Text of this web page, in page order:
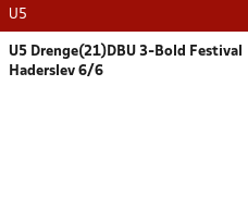
U5
U5 Drenge(21)DBU 3-Bold Festival
Haderslev 6/6